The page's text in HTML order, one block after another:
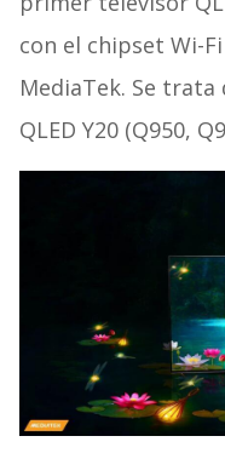
con el chipset Wi-
MediaTek. Se trata
QLED Y20 (Q950,